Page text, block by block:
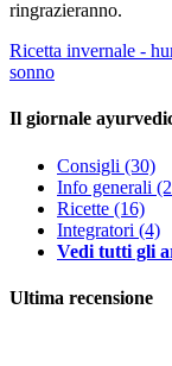
ringrazieranno.
Ricetta invernale -
sonno
Il giornale
Consigli (30)
Info generali
Ricette (16)
Integratori (4)
Vedi tutti gli
Ultima recensione